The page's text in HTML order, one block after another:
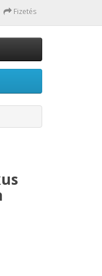
Fizetés